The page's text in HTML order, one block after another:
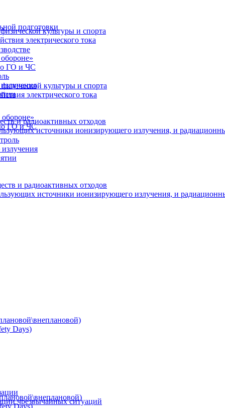
культуры и спорта
электрического тока
ГО и ЧС
и радиоактивных отходов
источники ионизирующего излучения, и
Days)
чрезвычайных ситуаций
подготовки
культуры и спорта
электрического тока
ГО и ЧС
и радиоактивных отходов
источники ионизирующего излучения, и
Days)